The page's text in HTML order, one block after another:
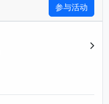
参与活动